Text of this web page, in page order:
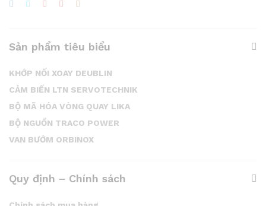
Sản phẩm tiêu biểu
KHỚP NỐI XOAY DEUBLIN
CẢM BIẾN LTN SERVOTECHNIK
BỘ MÃ HÓA VÒNG QUAY LIKA
BỘ NGUỒN TRACO POWER
VAN BƯỚM ORBINOX
Quy định – Chính sách